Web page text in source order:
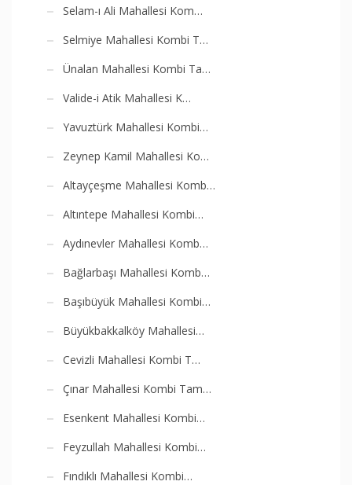
Selam-ı Ali Mahallesi Kom…
Selmiye Mahallesi Kombi T…
Ünalan Mahallesi Kombi Ta…
Valide-i Atik Mahallesi K…
Yavuztürk Mahallesi Kombi…
Zeynep Kamil Mahallesi Ko…
Altayçeşme Mahallesi Komb…
Altıntepe Mahallesi Kombi…
Aydınevler Mahallesi Komb…
Bağlarbaşı Mahallesi Komb…
Başıbüyük Mahallesi Kombi…
Büyükbakkalköy Mahallesi…
Cevizli Mahallesi Kombi T…
Çınar Mahallesi Kombi Tam…
Esenkent Mahallesi Kombi…
Feyzullah Mahallesi Kombi…
Fındıklı Mahallesi Kombi…